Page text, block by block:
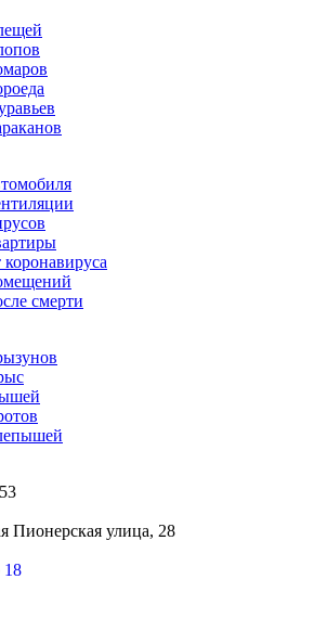
смерти
Пионерская улица, 28
18